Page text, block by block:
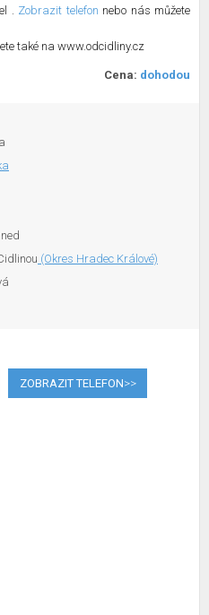
. Zobrazit telefon nebo nás můžete
také na www.odcidliny.cz
Cena: dohodou
(Okres Hradec Králové)
ZOBRAZIT TELEFON>>